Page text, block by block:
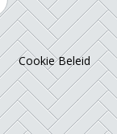
Cookie Beleid